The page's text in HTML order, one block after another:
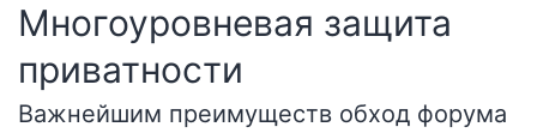
Многоуровневая защита
приватности
Важнейшим преимуществ обход форума